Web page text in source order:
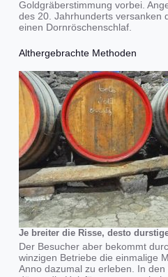
Goldgräberstimmung vorbei.
des 20. Jahrhunderts versanken
einen Dornröschenschlaf.
Althergebrachte Methoden
Je breiter die Risse, desto
Der Besucher aber bekommt
winzigen Betriebe die einmalige
Anno dazumal zu erleben. In